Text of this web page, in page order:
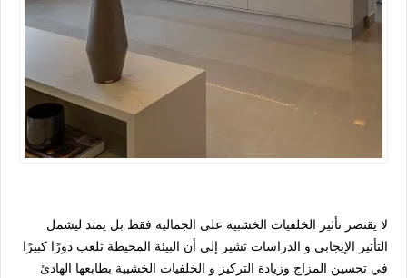
لا يقتصر تأثير الخلفيات الخشبية على الجمالية فقط بل يمتد ليشمل
التأثير الإيجابي و الدراسات تشير إلى أن البيئة المحيطة تلعب دورًا كبيرًا
في تحسين المزاج وزيادة التركيز و الخلفيات الخشبية بطابعها الهادئ